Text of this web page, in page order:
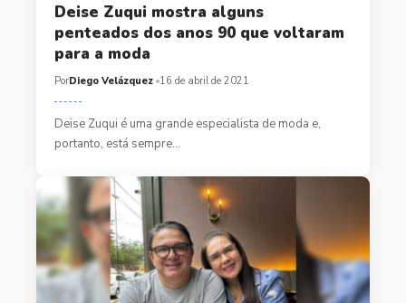
Deise Zuqui mostra alguns
penteados dos anos 90 que voltaram
para a moda
PorDiego Velázquez 16 de abril de 2021
Deise Zuqui é uma grande especialista de moda e,
portanto, está sempre…